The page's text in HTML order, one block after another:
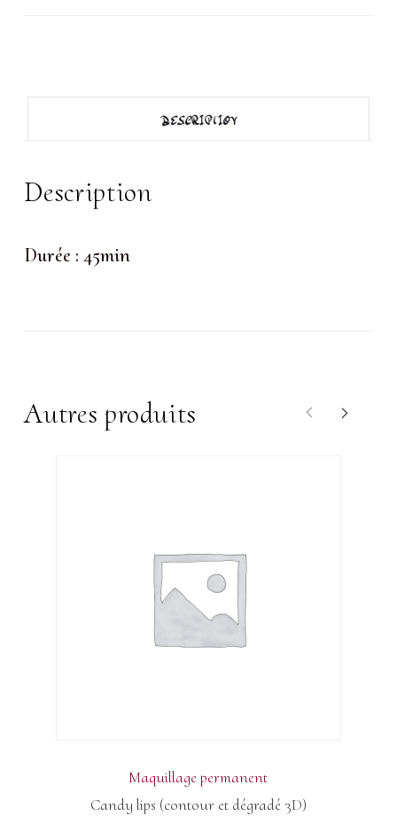
DESCRIPTION
Description
Durée : 45min
Autres produits
Maquillage permanent
Candy lips (contour et dégradé 3D)